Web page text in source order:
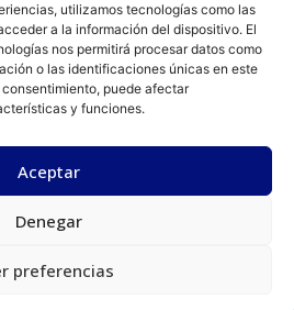
utilizamos tecnologías como las
a la información del dispositivo. El
nos permitirá procesar datos como
o las identificaciones únicas en este
puede afectar
y funciones.
Aceptar
Denegar
preferencias
L
i
n
k
e
d
i
n
E
n
v
e
l
o
W
h
a
t
s
derechos reservados.
por kitdigital.dev